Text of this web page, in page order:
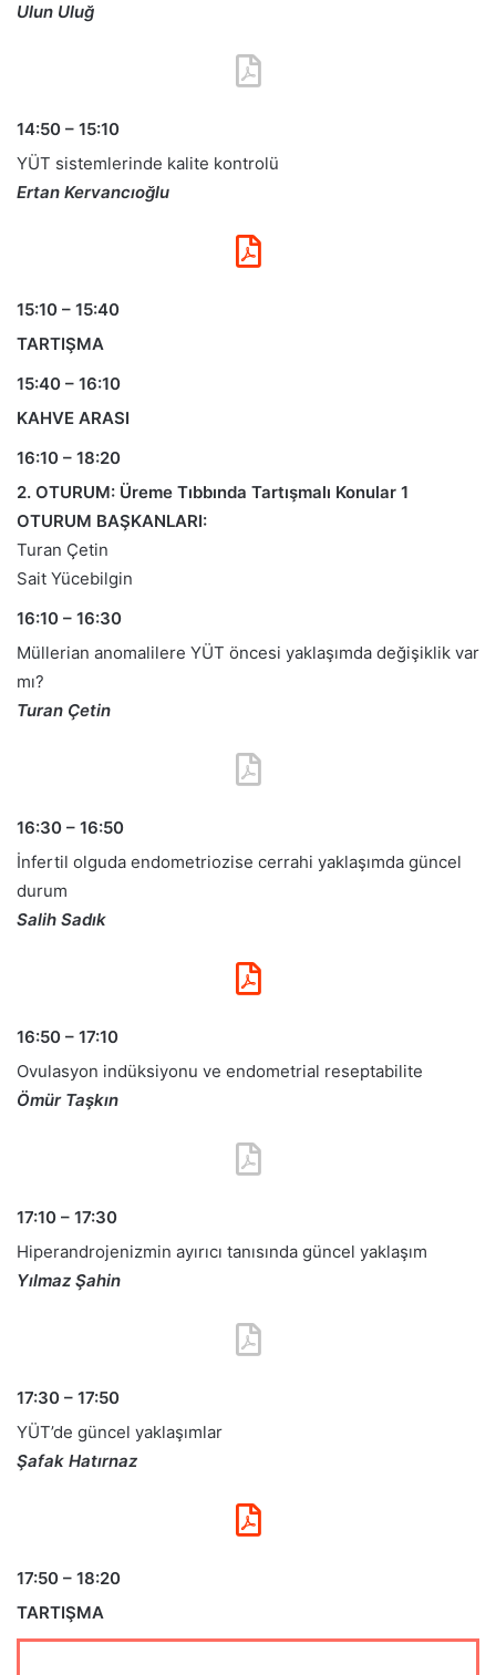
Ulun Uluğ
14:50 – 15:10
YÜT sistemlerinde kalite kontrolü
Ertan Kervancıoğlu
15:10 – 15:40
TARTIŞMA
15:40 – 16:10
KAHVE ARASI
16:10 – 18:20
2. OTURUM: Üreme Tıbbında Tartışmalı Konular 1
OTURUM BAŞKANLARI:
Turan Çetin
Sait Yücebilgin
16:10 – 16:30
Müllerian anomalilere YÜT öncesi yaklaşımda değişiklik var
mı?
Turan Çetin
16:30 – 16:50
İnfertil olguda endometriozise cerrahi yaklaşımda güncel
durum
Salih Sadık
16:50 – 17:10
Ovulasyon indüksiyonu ve endometrial reseptabilite
Ömür Taşkın
17:10 – 17:30
Hiperandrojenizmin ayırıcı tanısında güncel yaklaşım
Yılmaz Şahin
17:30 – 17:50
YÜT’de güncel yaklaşımlar
Şafak Hatırnaz
17:50 – 18:20
TARTIŞMA